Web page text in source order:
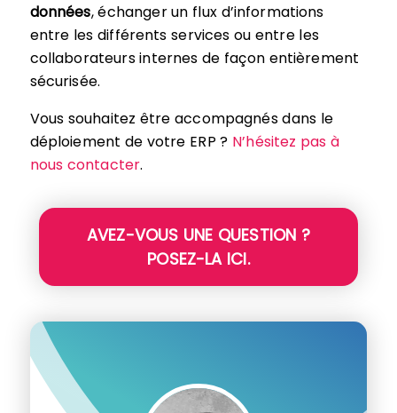
données, échanger un flux d’informations
entre les différents services ou entre les
collaborateurs internes de façon entièrement
sécurisée.
Vous souhaitez être accompagnés dans le
déploiement de votre ERP ? N’hésitez pas à
nous contacter.
AVEZ-VOUS UNE QUESTION ?
POSEZ-LA ICI.